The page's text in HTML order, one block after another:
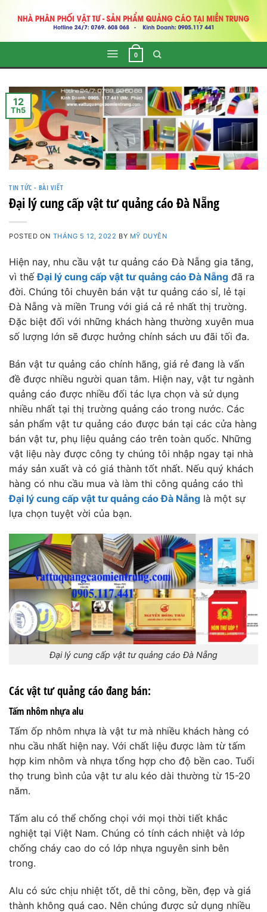
0
12
Th5
TIN TỨC - BÀI VIẾT
Đại lý cung cấp vật tư quảng cáo Đà Nẵng
POSTED ON THÁNG 5 12, 2022 BY MỸ DUYÊN
Hiện nay, nhu cầu vật tư quảng cáo Đà Nẵng gia tăng,
vì thếĐại lý cung cấp vật tư quảng cáo Đà Nẵng đã ra
đời. Chúng tôi chuyên bán vật tư quảng cáo sỉ, lẻ tại
Đà Nẵng và miền Trung với giá cả rẻ nhất thị trường.
Đặc biệt đối với những khách hàng thường xuyên mua
số lượng lớn sẽ được hưởng chính sách ưu đãi tối đa.
Bán vật tư quảng cáo chính hãng, giá rẻ đang là vấn
đề được nhiều người quan tâm. Hiện nay, vật tư ngành
quảng cáo được nhiều đối tác lựa chọn và sử dụng
nhiều nhất tại thị trường quảng cáo trong nước. Các
sản phẩm vật tư quảng cáo được bán tại các cửa hàng
bán vật tư, phụ liệu quảng cáo trên toàn quốc. Những
vật liệu này được công ty chúng tôi nhập ngay tại nhà
máy sản xuất và có giá thành tốt nhất. Nếu quý khách
hàng có nhu cầu mua và làm thi công quảng cáo thì
Đại lý cung cấp vật tư quảng cáo Đà Nẵng là một sự
lựa chọn tuyệt vời của bạn.
Đại lý cung cấp vật tư quảng cáo Đà Nẵng
Các vật tư quảng cáo đang bán:
Tấm nhôm nhựa alu
Tấm ốp nhôm nhựa là vật tư mà nhiều khách hàng có
nhu cầu nhất hiện nay. Với chất liệu được làm từ tấm
hợp kim nhôm và nhựa tổng hợp cho độ bền cao. Tuổi
thọ trung bình của vật tư alu kéo dài thường từ 15-20
năm.
Tấm alu có thể chống chọi với mọi thời tiết khắc
nghiệt tại Việt Nam. Chúng có tính cách nhiệt và lớp
chống cháy cao do có lớp nhựa nguyên sinh bên
trong.
Alu có sức chịu nhiệt tốt, dễ thi công, bền, đẹp và giá
thành không quá cao. Nên chúng được sử dụng nhiều